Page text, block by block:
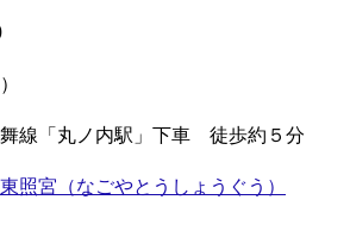
線「丸ノ内駅」下車 徒歩約５分
照宮（なごやとうしょうぐう）